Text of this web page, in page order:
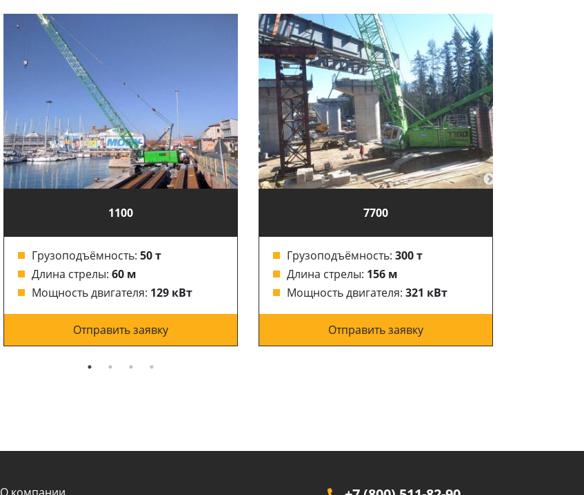
1100
Грузоподъёмность: 50 т
Длина стрелы: 60 м
Мощность двигателя: 129 кВт
Отправить заявку
7700
Грузоподъёмность: 300 т
Длина стрелы: 156 м
Мощность двигателя: 321 кВт
Отправить заявку